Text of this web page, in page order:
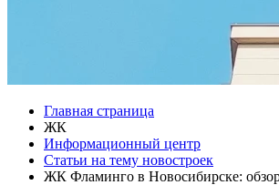
Главная страница
ЖК
Информационный центр
Статьи на тему новостроек
ЖК Фламинго в Новосибирске: